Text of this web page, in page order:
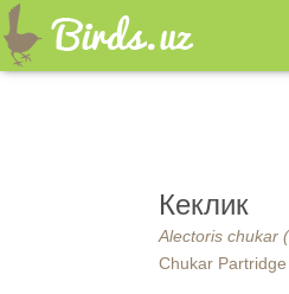
Кеклик
Alectoris chukar
Chukar Partridge